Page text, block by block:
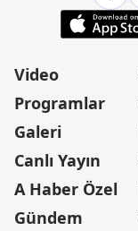
Video
Programlar
Galeri
Canlı Yayın
A Haber Özel
Gündem